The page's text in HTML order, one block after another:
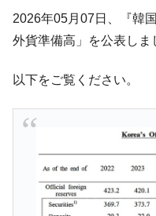
韓国･李
言。
す」⇒「金を経由するド
韓国･外
ル」まで拡大 ⇒ 海外資
『Money1』
韓国･帰っ
い「50.5％」に上昇
2026年05月07日、『韓
外貨準備高」を公表しま
以下をご覧ください。